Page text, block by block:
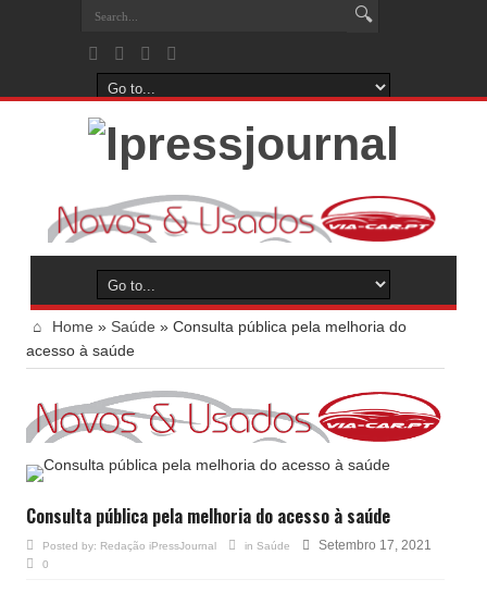
Home » Saúde » Consulta pública pela melhoria do
acesso à saúde
Consulta pública pela melhoria do acesso à saúde
Posted by: Redação iPressJournal in Saúde Setembro 17, 2021
0